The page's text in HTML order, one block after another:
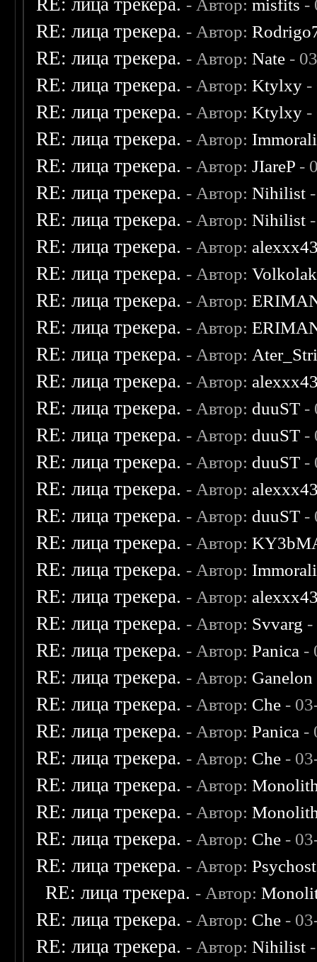
RE: лица трекера. - Автор:misfits -
RE: лица трекера. - Автор:
RE: лица трекера. - Автор:Nate -
RE: лица трекера. - Автор:Ktylxy -
RE: лица трекера. - Автор:Ktylxy -
RE: лица трекера. - Автор:
RE: лица трекера. - Автор:JIareP -
RE: лица трекера. - Автор:Nihilist
RE: лица трекера. - Автор:Nihilist
RE: лица трекера. - Автор:
RE: лица трекера. - Автор:Volkolak
RE: лица трекера. - Автор:
RE: лица трекера. - Автор:
RE: лица трекера. - Автор:
RE: лица трекера. - Автор:
RE: лица трекера. - Автор: duuST -
RE: лица трекера. - Автор: duuST -
RE: лица трекера. - Автор: duuST -
RE: лица трекера. - Автор:
RE: лица трекера. - Автор: duuST -
RE: лица трекера. - Автор:
RE: лица трекера. - Автор:
RE: лица трекера. - Автор:
RE: лица трекера. - Автор: Svvarg -
RE: лица трекера. - Автор:Panica -
RE: лица трекера. - Автор: Ganelon
RE: лица трекера. - Автор: Che -
RE: лица трекера. - Автор:Panica -
RE: лица трекера. - Автор: Che -
RE: лица трекера. - Автор:
RE: лица трекера. - Автор:
RE: лица трекера. - Автор: Che -
RE: лица трекера. - Автор:
RE: лица трекера. - Автор:
RE: лица трекера. - Автор: Che -
RE: лица трекера. - Автор:Nihilist